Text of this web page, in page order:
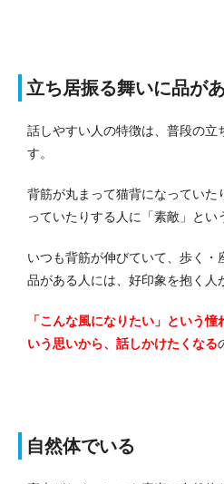
立ち居振る舞いに品が
話しやすい人の特徴は、普段の立
す。
背筋が丸まって猫背になっていた
っていたりする人に「素敵」とい
いつも背筋が伸びていて、歩く・
品がある人には、好印象を抱く人
「こんな風になりたい」という
いう思いから、話しかけたくなる
自然体でいる